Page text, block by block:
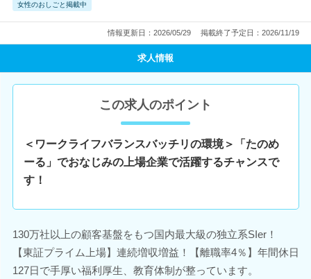
女性のおしごと掲載中
情報更新日：2026/05/29 掲載終了予定日：2026/11/19
求人情報
この求人のポイント
＜ワークライフバランスバッチリの環境＞「たのめ
ーる」でおなじみの上場企業で活躍するチャンスで
す！
130万社以上の顧客基盤をもつ国内最大級の独立系SIer！
【東証プライム上場】連続増収増益！【離職率4％】年間休日
127日で手厚い福利厚生、教育体制が整っています。